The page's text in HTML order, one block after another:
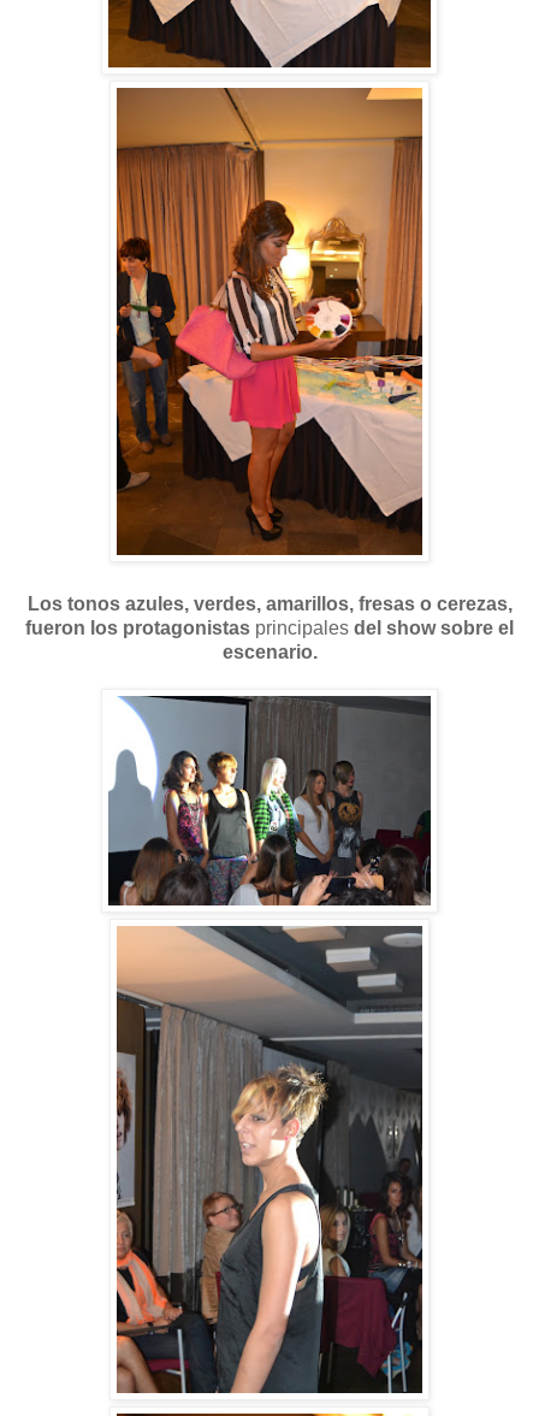
Los tonos azules, verdes, amarillos, fresas o cerezas,
fueron los protagonistas principales del show sobre el
escenario.